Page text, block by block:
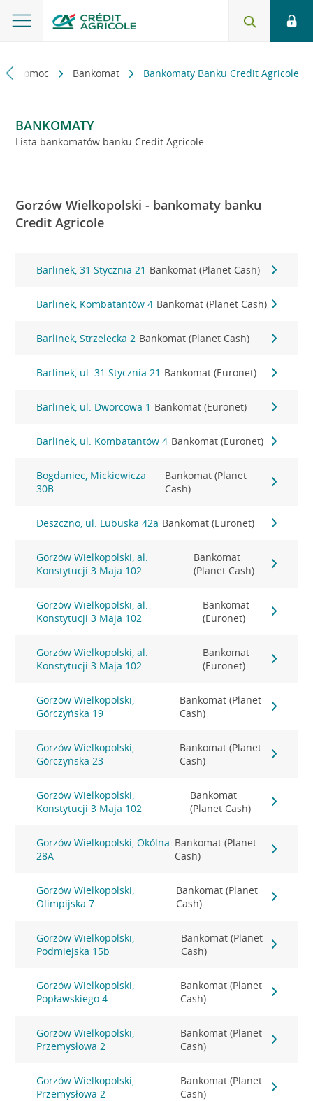
i pomoc Bankomat Bankomaty Banku Credit Agricole
BANKOMATY
Lista bankomatów banku Credit Agricole
Gorzów Wielkopolski - bankomaty banku
Credit Agricole
Barlinek, 31 Stycznia 21 Bankomat (Planet Cash)
Barlinek, Kombatantów 4 Bankomat (Planet Cash)
Barlinek, Strzelecka 2 Bankomat (Planet Cash)
Barlinek, ul. 31 Stycznia 21 Bankomat (Euronet)
Barlinek, ul. Dworcowa 1 Bankomat (Euronet)
Barlinek, ul. Kombatantów 4 Bankomat (Euronet)
Bogdaniec, Mickiewicza
30B
Bankomat (Planet
Cash)
Deszczno, ul. Lubuska 42a Bankomat (Euronet)
Gorzów Wielkopolski, al.
Konstytucji 3 Maja 102
Bankomat
(Planet Cash)
Gorzów Wielkopolski, al.
Konstytucji 3 Maja 102
Bankomat
(Euronet)
Gorzów Wielkopolski, al.
Konstytucji 3 Maja 102
Bankomat
(Euronet)
Gorzów Wielkopolski,
Górczyńska 19
Bankomat (Planet
Cash)
Gorzów Wielkopolski,
Górczyńska 23
Bankomat (Planet
Cash)
Gorzów Wielkopolski,
Konstytucji 3 Maja 102
Bankomat
(Planet Cash)
Gorzów Wielkopolski, Okólna
28A
Bankomat (Planet
Cash)
Gorzów Wielkopolski,
Olimpijska 7
Bankomat (Planet
Cash)
Gorzów Wielkopolski,
Podmiejska 15b
Bankomat (Planet
Cash)
Gorzów Wielkopolski,
Popławskiego 4
Bankomat (Planet
Cash)
Gorzów Wielkopolski,
Przemysłowa 2
Bankomat (Planet
Cash)
Gorzów Wielkopolski,
Przemysłowa 2
Bankomat (Planet
Cash)